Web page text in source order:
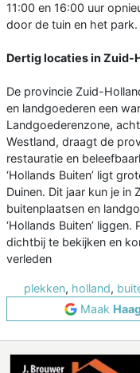
11:00 en 16:00 uur
door de tuin en het park.
Dertig locaties in Zuid-
De provincie Zuid-
en landgoederen een
Landgoederenzone,
Westland, draagt de
restauratie en
‘Hollands Buiten’ ligt
Duinen. Dit jaar kun je
buitenplaatsen en
‘Hollands Buiten’
dichtbij te bekijken en
verleden
plekken, holland,
Maak